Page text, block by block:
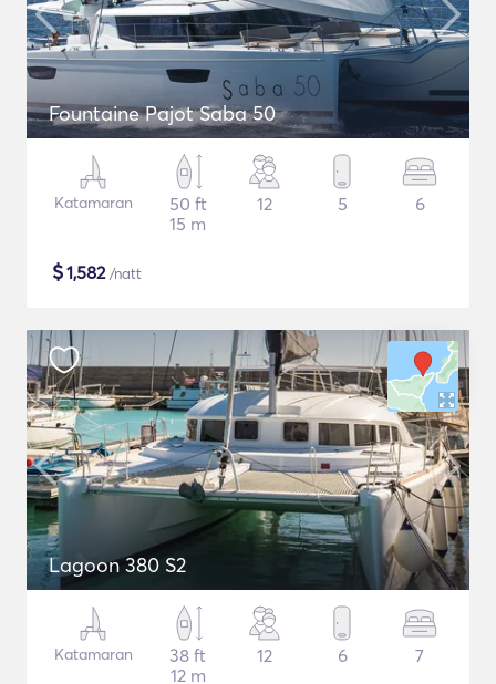
Fountaine Pajot Saba 50
Katamaran
50 ft
15 m
12 5 6
$1,582/natt
Lagoon 380 S2
Katamaran
38 ft
12 m
12 6 7